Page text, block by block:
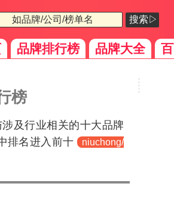
搜索▷
品牌排行榜 品牌大全
榜
及行业相关的十大品牌
排名进入 前十
niuchong/